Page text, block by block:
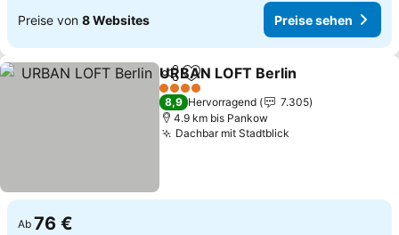
Preise von 8 Websites Preise sehen
TeilenZu Favoriten hinzufügen
URBAN LOFT Berlin
4 Sterne
8,9 Hervorragend
7.305
4.9 km bis Pankow
Dachbar mit Stadtblick
Ab 76 €